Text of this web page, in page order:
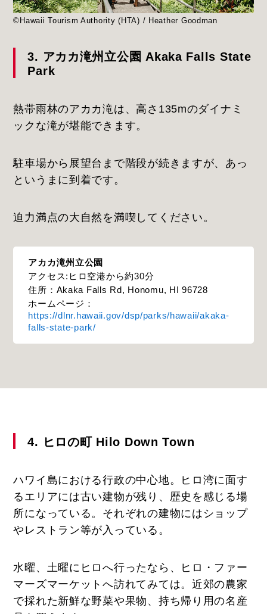
©Hawaii Tourism Authority (HTA) / Heather Goodman
3. アカカ滝州立公園 Akaka Falls State
Park
熱帯雨林のアカカ滝は、高さ135mのダイナミ
ックな滝が堪能できます。
駐車場から展望台まで階段が続きますが、あっ
というまに到着です。
迫力満点の大自然を満喫してください。
アカカ滝州立公園
アクセス:ヒロ空港から約30分
住所：Akaka Falls Rd, Honomu, HI 96728
ホームページ：
https://dlnr.hawaii.gov/dsp/parks/hawaii/akaka-
falls-state-park/
4. ヒロの町 Hilo Down Town
ハワイ島における行政の中心地。ヒロ湾に面す
るエリアには古い建物が残り、歴史を感じる場
所になっている。それぞれの建物にはショップ
やレストラン等が入っている。
水曜、土曜にヒロへ行ったなら、ヒロ・ファー
マーズマーケットへ訪れてみては。近郊の農家
で採れた新鮮な野菜や果物、持ち帰り用の名産